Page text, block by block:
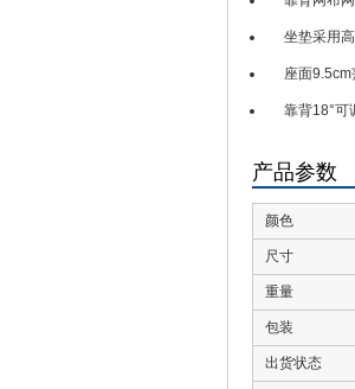
坐垫采用
座面9.5cm
靠背18°可
产品参数
颜色
尺寸
重量
包装
出货状态